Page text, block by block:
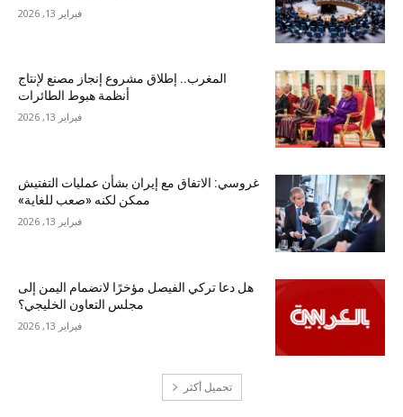
فبراير 13, 2026
المغرب.. إطلاق مشروع إنجاز مصنع لإنتاج
أنظمة هبوط الطائرات
فبراير 13, 2026
غروسي: الاتفاق مع إيران بشأن عمليات التفتيش
ممكن لكنه «صعب للغاية»
فبراير 13, 2026
هل دعا تركي الفيصل مؤخرًا لانضمام اليمن إلى
مجلس التعاون الخليجي؟
فبراير 13, 2026
تحميل أكثر